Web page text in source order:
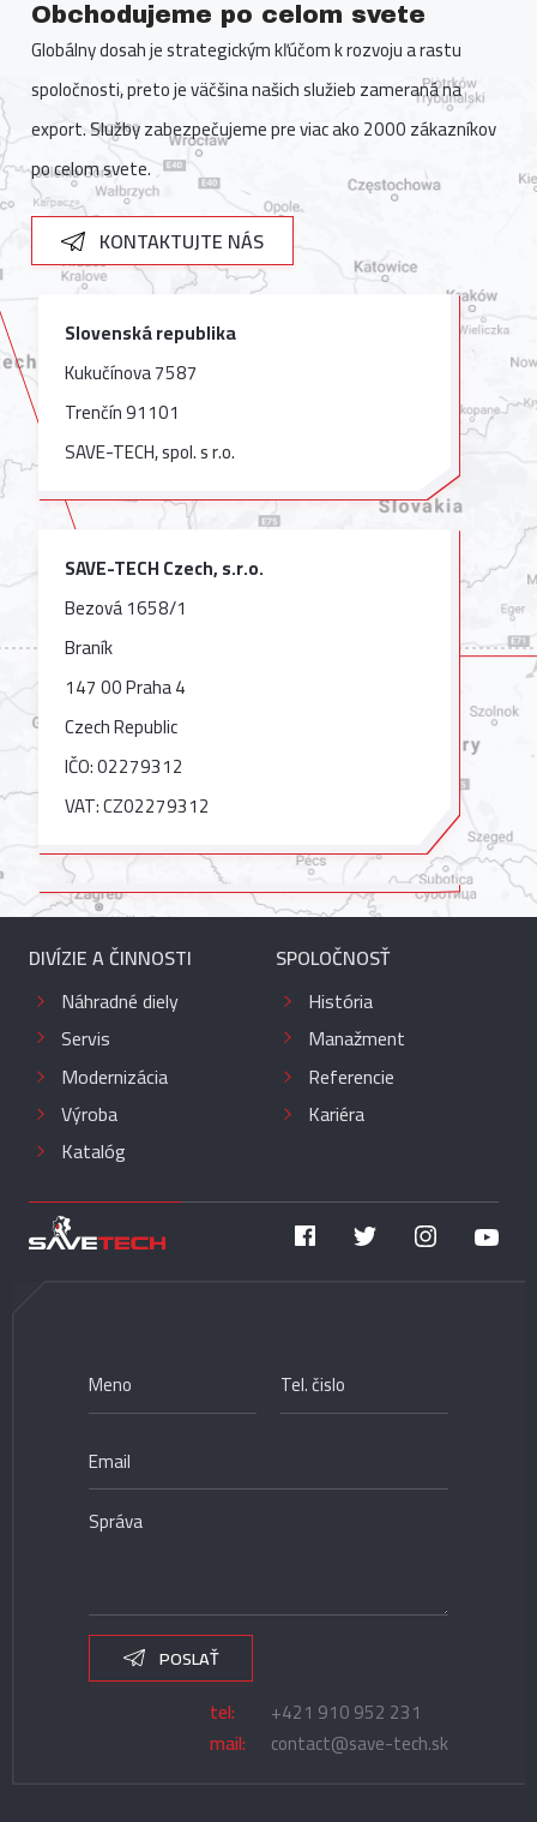
Obchodujeme po celom svete
Globálny dosah je strategickým kľúčom k rozvoju a rastu
spoločnosti, preto je väčšina našich služieb zameraná na
export. Služby zabezpečujeme pre viac ako 2000 zákazníkov
po celom svete.
KONTAKTUJTE NÁS
Slovenská republika
Kukučínova 7587
Trenčín 91101
SAVE-TECH, spol. s r.o.
SAVE-TECH Czech, s.r.o.
Bezová 1658/1
Braník
147 00 Praha 4
Czech Republic
IČO: 02279312
VAT: CZ02279312
DIVÍZIE A ČINNOSTI
Náhradné diely
Servis
Modernizácia
Výroba
Katalóg
SPOLOČNOSŤ
História
Manažment
Referencie
Kariéra
POSLAŤ
tel:
+421 910 952 231
mail:
contact@save-tech.sk